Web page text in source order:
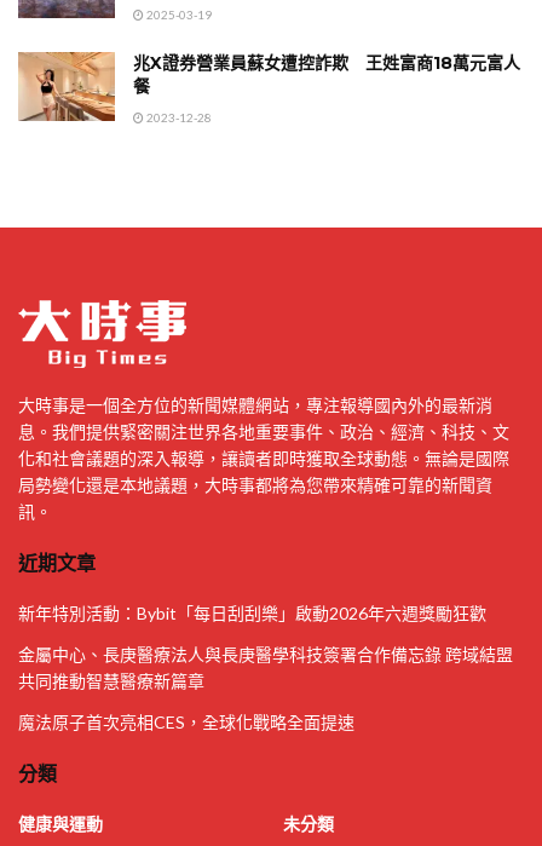
2025-03-19
兆X證券營業員蘇女遭控詐欺 王姓富商18萬元富人
餐
2023-12-28
大時事是一個全方位的新聞媒體網站，專注報導國內外的最新消
息。我們提供緊密關注世界各地重要事件、政治、經濟、科技、文
化和社會議題的深入報導，讓讀者即時獲取全球動態。無論是國際
局勢變化還是本地議題，大時事都將為您帶來精確可靠的新聞資
訊。
近期文章
新年特別活動：Bybit「每日刮刮樂」啟動2026年六週獎勵狂歡
金屬中心、長庚醫療法人與長庚醫學科技簽署合作備忘錄 跨域結盟
共同推動智慧醫療新篇章
魔法原子首次亮相CES，全球化戰略全面提速
分類
健康與運動 未分類